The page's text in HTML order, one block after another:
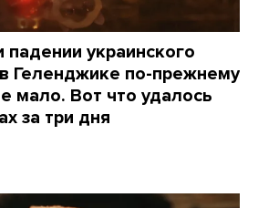
украинского
Геленджике по-прежнему
мало. Вот что удалось
за три дня